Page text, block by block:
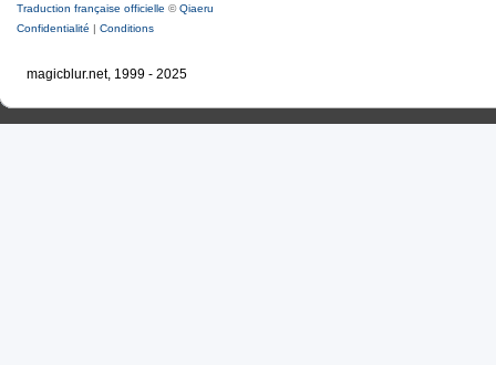
Traduction française officielle ©Qiaeru
Confidentialité | Conditions
magicblur.net, 1999 - 2025